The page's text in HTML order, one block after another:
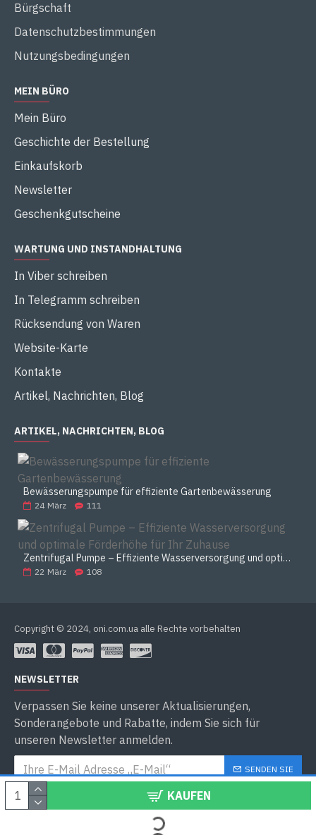
KAUFEN
Bürgschaft
Datenschutzbestimmungen
Nutzungsbedingungen
MEIN BÜRO
Mein Büro
Geschichte der Bestellung
Einkaufskorb
Newsletter
Geschenkgutscheine
WARTUNG UND INSTANDHALTUNG
In Viber schreiben
In Telegramm schreiben
Rücksendung von Waren
Website-Karte
Kontakte
Artikel, Nachrichten, Blog
ARTIKEL, NACHRICHTEN, BLOG
Bewässerungspumpe für effiziente Gartenbewässerung
24 März 111
Zentrifugal Pumpe – Effiziente Wasserversorgung und optimale Förderhöhe für Ihr Zuhause
22 März 108
Copyright © 2024, oni.com.ua alle Rechte vorbehalten
NEWSLETTER
Verpassen Sie keine unserer Aktualisierungen,
Sonderangebote und Rabatte, indem Sie sich für
unseren Newsletter anmelden.
SENDEN SIE
Datenschutzbestimmungenhabe ich gelesen und